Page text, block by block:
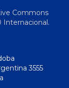
Commons
Internacional.
3555